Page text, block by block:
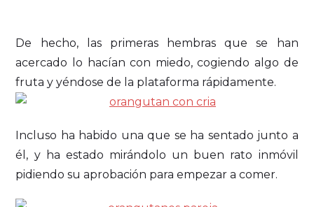
De hecho, las primeras hembras que se han
acercado lo hacían con miedo, cogiendo algo de
fruta y yéndose de la plataforma rápidamente.
Incluso ha habido una que se ha sentado junto a
él, y ha estado mirándolo un buen rato inmóvil
pidiendo su aprobación para empezar a comer.